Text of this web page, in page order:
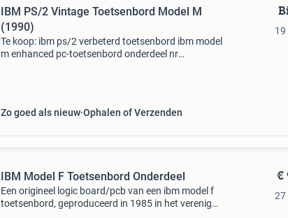
IBM PS/2 Vintage Toetsenbord Model M
(1990)
Te koop: ibm ps/2 verbeterd toetsenbord ibm model
m enhanced pc-toetsenbord onderdeel nr
Zo goed als nieuw Ophalen of Verzenden
19
IBM Model F Toetsenbord Onderdeel
Een origineel logic board/pcb van een ibm model f
toetsenbord, geproduceerd in 1985 in het verenigd
€
27